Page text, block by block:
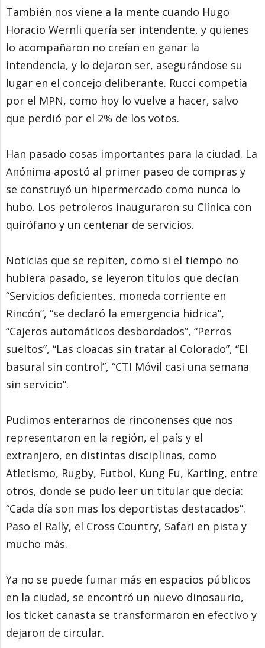
También nos viene a la mente cuando Hugo
Horacio Wernli quería ser intendente, y quienes
lo acompañaron no creían en ganar la
intendencia, y lo dejaron ser, asegurándose su
lugar en el concejo deliberante. Rucci competía
por el MPN, como hoy lo vuelve a hacer, salvo
que perdió por el 2% de los votos.
Han pasado cosas importantes para la ciudad. La
Anónima apostó al primer paseo de compras y
se construyó un hipermercado como nunca lo
hubo. Los petroleros inauguraron su Clínica con
quirófano y un centenar de servicios.
Noticias que se repiten, como si el tiempo no
hubiera pasado, se leyeron títulos que decían
“Servicios deficientes, moneda corriente en
Rincón”, “se declaró la emergencia hidrica”,
“Cajeros automáticos desbordados”, “Perros
sueltos”, “Las cloacas sin tratar al Colorado”, “El
basural sin control”, “CTI Móvil casi una semana
sin servicio”.
Pudimos enterarnos de rinconenses que nos
representaron en la región, el país y el
extranjero, en distintas disciplinas, como
Atletismo, Rugby, Futbol, Kung Fu, Karting, entre
otros, donde se pudo leer un titular que decía:
“Cada día son mas los deportistas destacados”.
Paso el Rally, el Cross Country, Safari en pista y
mucho más.
Ya no se puede fumar más en espacios públicos
en la ciudad, se encontró un nuevo dinosaurio,
los ticket canasta se transformaron en efectivo y
dejaron de circular.